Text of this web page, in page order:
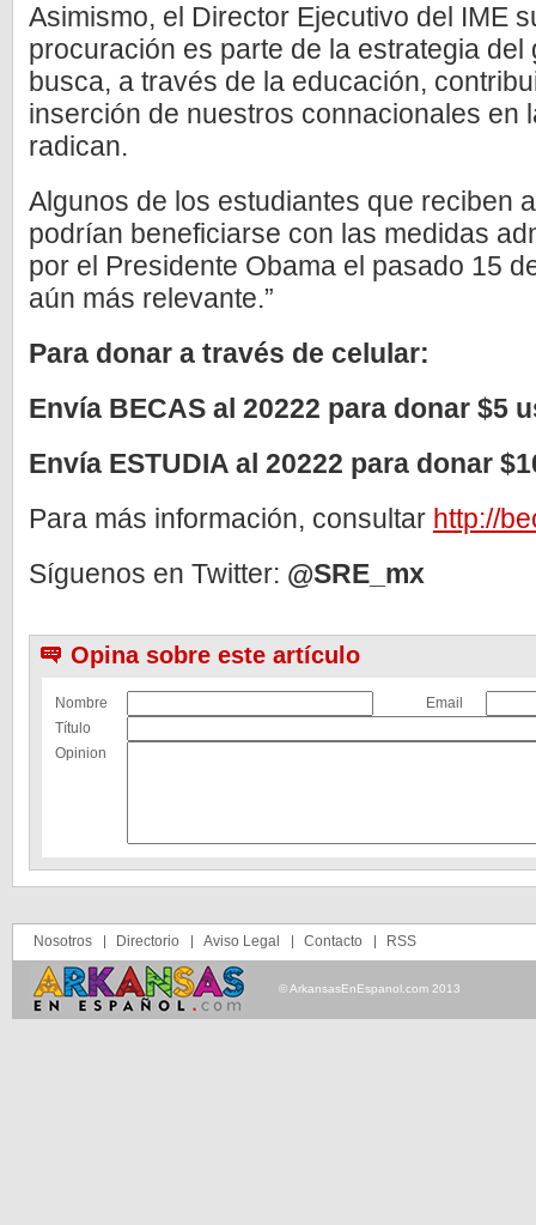
Asimismo, el Director Ejecutivo del IME
procuración es parte de la estrategia
busca, a través de la educación,
inserción de nuestros connacionales en
radican.
Algunos de los estudiantes que reciben
podrían beneficiarse con las medidas
por el Presidente Obama el pasado 15
aún más relevante.”
Para donar a través de celular:
Envía BECAS al 20222 para donar $5
Envía ESTUDIA al 20222 para donar
Para más información, consultar http://
Síguenos en Twitter: @SRE_mx
Opina sobre este artículo
Nombre
Email
Título
Opinion
Nosotros Directorio Aviso Legal Contacto RSS
© ArkansasEnEspanol.com 2013